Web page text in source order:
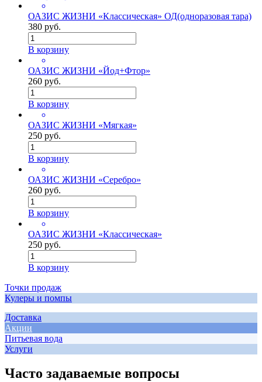
ОАЗИС ЖИЗНИ «Классическая» ОД(одноразовая тара)
380 руб.
В корзину
ОАЗИС ЖИЗНИ «Йод+Фтор»
260 руб.
В корзину
ОАЗИС ЖИЗНИ «Мягкая»
250 руб.
В корзину
ОАЗИС ЖИЗНИ «Серебро»
260 руб.
В корзину
ОАЗИС ЖИЗНИ «Классическая»
250 руб.
В корзину
Точки продаж
Кулеры и помпы
Доставка
Акции
Питьевая вода
Услуги
Часто задаваемые вопросы